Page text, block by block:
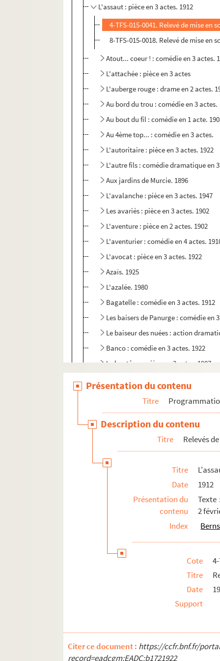
L'assaut : pièce en 3 actes. 1912
4-TFS-015-0041. Relevé de mise en
8-TFS-015-0018. Relevé de mise en
Atout... coeur ! : comédie en 3 actes.
L'attachée : pièce en 3 actes
L'auberge rouge : drame en 2 actes.
Au bord du trou : comédie en 3 actes.
Au bout du fil : comédie en 1 acte.
Au 4ème top... : comédie en 3 actes.
L'autoritaire : pièce en 3 actes. 1922
L'autre fils : comédie dramatique en
Aux jardins de Murcie. 1896
L'avalanche : pièce en 3 actes. 1947
Les avariés : pièce en 3 actes. 1902
L'aventure : pièce en 2 actes. 1902
L'aventurier : comédie en 4 actes.
L'avocat : pièce en 3 actes. 1922
Azaïs. 1925
L'azalée. 1980
Bagatelle : comédie en 3 actes. 1912
Les baisers de Panurge : comédie en
Le baiseur des nuées : action
Banco : comédie en 3 actes. 1922
Le baptême : pièce en 3 actes. 1907
La belle de mai : comédie en 3 actes.
Belle-maman : comédie en 3 actes.
La belle marseillaise : drame en 4
La bergère et le loup : comédie en 3
La bêtise de Cambrai : 3 actes. 1953
La biche aux bois : opérette en 2
La bigote : comédie en 2 actes. 1909
Bizons les dames : pièce en 3 actes.
Les bleus de l'amour : opérette en 3
Bluff : comédie en 3 actes. 1931
Boën ou La possession des biens :
La bombe K : comédie en 4 actes.
Présentation du contenu
Titre
Description du contenu
Titre Relevés
Titre
Date
1912
Présentation du
contenu
Texte
2
Index
Cote
Titre
Date
Support
Citer ce document : https://ccfr.bnf.fr/
record=eadcgm:EADC:b1721922